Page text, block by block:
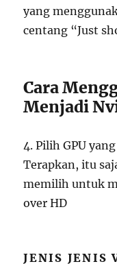
yang
centang “Just
Cara
Menjadi
4. Pilih GPU
Terapkan, itu
memilih untuk
over HD
JENIS JENIS